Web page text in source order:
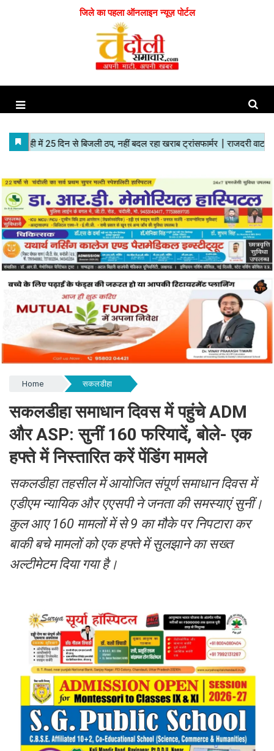
जिले का पहला ऑनलाइन न्यूज़ पोर्टल
Home सकलडीहा
सकलडीहा समाधान दिवस में पहुंचे ADM
और ASP: सुनीं 160 फरियादें, बोले- एक
हफ्ते में निस्तारित करें पेंडिंग मामले
सकलडीहा तहसील में आयोजित संपूर्ण समाधान दिवस में
एडीएम न्यायिक और एएसपी ने जनता की समस्याएं सुनीं।
कुल आए 160 मामलों में से 9 का मौके पर निपटारा कर
बाकी बचे मामलों को एक हफ्ते में सुलझाने का सख्त
अल्टीमेटम दिया गया है।